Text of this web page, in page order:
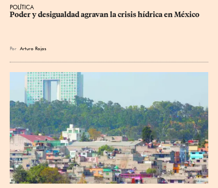
POLÍTICA
Poder y desigualdad agravan la crisis hídrica en México
Por Arturo Rojas